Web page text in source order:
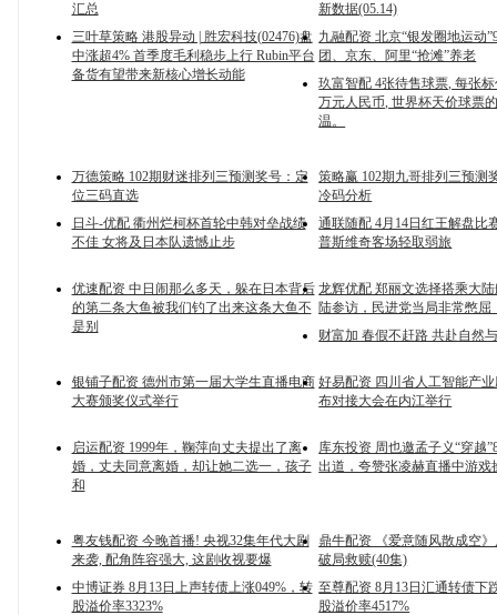
汇总
新数据(05.14)
三叶草策略 港股异动 | 胜宏科技(02476)盘
中涨超4% 首季度毛利稳步上行 Rubin平台
备货有望带来新核心增长动能
九融配资 北京“银发圈地运动
团、京东、阿里“抢滩”养老
玖富智配 4张待售球票, 每张
万元人民币, 世界杯天价球票
温。
万德策略 102期财迷排列三预测奖号：定
位三码直选
策略赢 102期九哥排列三预测
冷码分析
日斗-优配 衢州烂柯杯首轮中韩对垒战绩
不佳 女将及日本队遗憾止步
通联随配 4月14日红王解盘比
普斯维奇客场轻取弱旅
优速配资 中日闹那么多天，躲在日本背后
的第二条大鱼被我们钓了出来这条大鱼不
是别
龙辉优配 郑丽文选择搭乘大
陆参访，民进党当局非常憋屈
财富加 春假不赶路 共赴自然
银铺子配资 德州市第一届大学生直播电商
大赛颁奖仪式举行
好易配资 四川省人工智能产
布对接大会在内江举行
启运配资 1999年，鞠萍向丈夫提出了离
婚，丈夫同意离婚，却让她二选一，孩子
和
库东投资 周也邀孟子义“穿越
出道，夸赞张凌赫直播中游戏
粤友钱配资 今晚首播! 央视32集年代大剧
来袭, 配角阵容强大, 这剧收视要爆
鼎牛配资 《爱意随风散成空
破局救赎(40集)
中博证券 8月13日上声转债上涨049%，转
股溢价率3323%
至尊配资 8月13日汇通转债下
股溢价率4517%